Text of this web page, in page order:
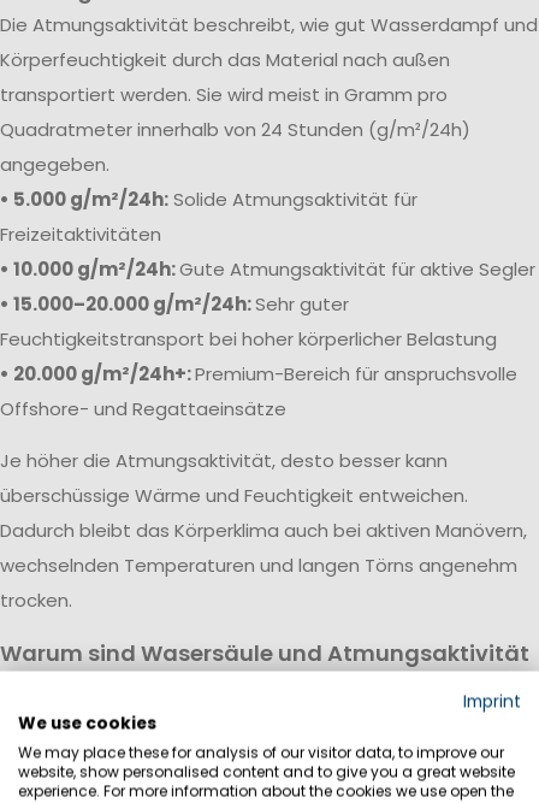
Die Atmungsaktivität beschreibt, wie gut Wasserdampf und
Körperfeuchtigkeit durch das Material nach außen
transportiert werden. Sie wird meist in Gramm pro
Quadratmeter innerhalb von 24 Stunden (g/m²/24h)
angegeben.
• 5.000 g/m²/24h:Solide Atmungsaktivität für
Freizeitaktivitäten
• 10.000 g/m²/24h:Gute Atmungsaktivität für aktive Segler
• 15.000–20.000 g/m²/24h:Sehr guter
Feuchtigkeitstransport bei hoher körperlicher Belastung
• 20.000 g/m²/24h+:Premium-Bereich für anspruchsvolle
Offshore- und Regattaeinsätze
Je höher die Atmungsaktivität, desto besser kann
überschüssige Wärme und Feuchtigkeit entweichen.
Dadurch bleibt das Körperklima auch bei aktiven Manövern,
wechselnden Temperaturen und langen Törns angenehm
trocken.
Warum sind Wasersäule und Atmungsaktivität
Eine hochwertige Segeljackbekleidung vereint hohe
Wasserdichtigkeit mit guter Atmungsaktivität. Während die
Wassersäule vor Regen, Wind und Gischt schützt, sorgt die
Imprint
We use cookies
We may place these for analysis of our visitor data, to improve our
website, show personalised content and to give you a great website
experience. For more information about the cookies we use open the